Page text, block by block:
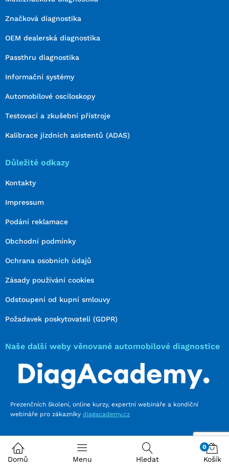
Značková diagnostika
OEM dealerská diagnostika
Passthru diagnostika
Informační systémy
Automobilové osciloskopy
Testovací a zkušební přístroje
Kalibrace jízdních asistentů (ADAS)
Důležité odkazy
Kontakty
Impressum
Podání reklamace
Obchodní podmínky
Ochrana osobních údajů
Zásady používání cookies
Odstoupení od kupní smlouvy
Požadavek poskytovateli (GDPR)
Naše další weby věnované automobilové diagnostice
Prezenčních školení, online kurzy, expertní webináře a kondiční
webináře pro zákazníky diagacademy.cz
Jsme přímý importér a distributor diagnostické techniky Hella
Domů Menu Hledat
0
Košík